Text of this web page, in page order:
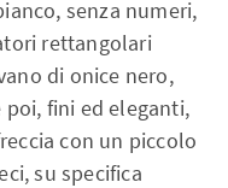
senza numeri,
rettangolari
di onice nero,
fini ed eleganti,
con un piccolo
su specifica